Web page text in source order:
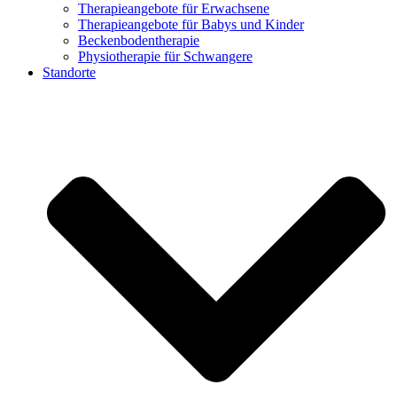
Therapieangebote für Erwachsene
Therapieangebote für Babys und Kinder
Beckenbodentherapie
Physiotherapie für Schwangere
Standorte